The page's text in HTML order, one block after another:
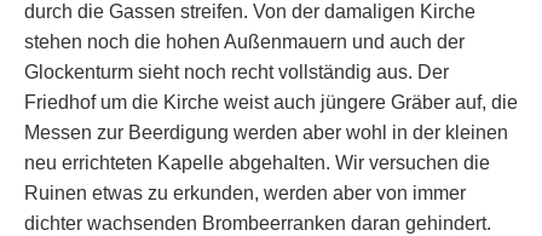
durch die Gassen streifen. Von der damaligen Kirche
stehen noch die hohen Außenmauern und auch der
Glockenturm sieht noch recht vollständig aus. Der
Friedhof um die Kirche weist auch jüngere Gräber auf, die
Messen zur Beerdigung werden aber wohl in der kleinen
neu errichteten Kapelle abgehalten. Wir versuchen die
Ruinen etwas zu erkunden, werden aber von immer
dichter wachsenden Brombeerranken daran gehindert.